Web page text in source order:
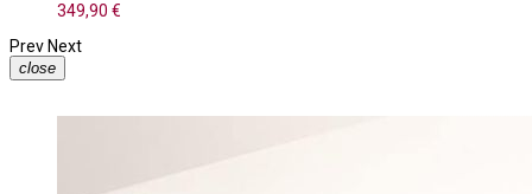
349,90 €
Prev Next
close